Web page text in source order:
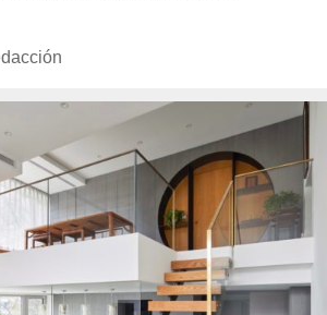
www.experimenta.es/author/redaccion/